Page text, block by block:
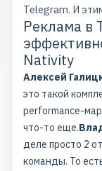
Telegram. И
Реклама в
Nativity
Алексей
это такой
performance-
что-то еще.
деле просто 2
команды. То